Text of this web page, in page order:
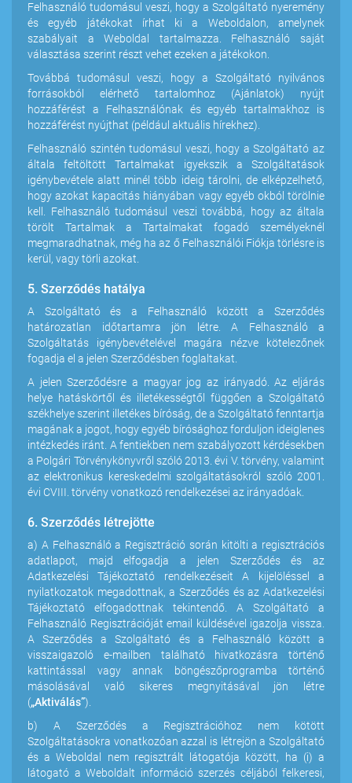
Felhasználó tudomásul veszi, hogy a Szolgáltató nyeremény
és egyéb játékokat írhat ki a Weboldalon, amelynek
szabályait a Weboldal tartalmazza. Felhasználó saját
választása szerint részt vehet ezeken a játékokon.
Továbbá tudomásul veszi, hogy a Szolgáltató nyilvános
forrásokból elérhető tartalomhoz (Ajánlatok) nyújt
hozzáférést a Felhasználónak és egyéb tartalmakhoz is
hozzáférést nyújthat (például aktuális hírekhez).
Felhasználó szintén tudomásul veszi, hogy a Szolgáltató az
általa feltöltött Tartalmakat igyekszik a Szolgáltatások
igénybevétele alatt minél több ideig tárolni, de elképzelhető,
hogy azokat kapacitás hiányában vagy egyéb okból törölnie
kell. Felhasználó tudomásul veszi továbbá, hogy az általa
törölt Tartalmak a Tartalmakat fogadó személyeknél
megmaradhatnak, még ha az ő Felhasználói Fiókja törlésre is
kerül, vagy törli azokat.
5. Szerződés hatálya
A Szolgáltató és a Felhasználó között a Szerződés
határozatlan időtartamra jön létre. A Felhasználó a
Szolgáltatás igénybevételével magára nézve kötelezőnek
fogadja el a jelen Szerződésben foglaltakat.
A jelen Szerződésre a magyar jog az irányadó. Az eljárás
helye hatáskörtől és illetékességtől függően a Szolgáltató
székhelye szerint illetékes bíróság, de a Szolgáltató fenntartja
magának a jogot, hogy egyéb bírósághoz forduljon ideiglenes
intézkedés iránt. A fentiekben nem szabályozott kérdésekben
a Polgári Törvénykönyvről szóló 2013. évi V. törvény, valamint
az elektronikus kereskedelmi szolgáltatásokról szóló 2001.
évi CVIII. törvény vonatkozó rendelkezései az irányadóak.
6. Szerződés létrejötte
a) A Felhasználó a Regisztráció során kitölti a regisztrációs
adatlapot, majd elfogadja a jelen Szerződés és az
Adatkezelési Tájékoztató rendelkezéseit A kijelöléssel a
nyilatkozatok megadottnak, a Szerződés és az Adatkezelési
Tájékoztató elfogadottnak tekintendő. A Szolgáltató a
Felhasználó Regisztrációját email küldésével igazolja vissza.
A Szerződés a Szolgáltató és a Felhasználó között a
visszaigazoló e-mailben található hivatkozásra történő
kattintással vagy annak böngészőprogramba történő
másolásával való sikeres megnyitásával jön létre
(„Aktiválás”).
b) A Szerződés a Regisztrációhoz nem kötött
Szolgáltatásokra vonatkozóan azzal is létrejön a Szolgáltató
és a Weboldal nem regisztrált látogatója között, ha (i) a
látogató a Weboldalt információ szerzés céljából felkeresi,